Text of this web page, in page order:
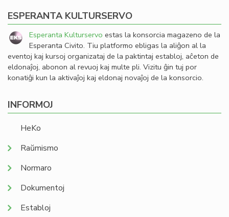
ESPERANTA KULTURSERVO
Esperanta Kulturservo estas la konsorcia magazeno de la
Esperanta Civito. Tiu platformo ebligas la aliĝon al la
eventoj kaj kursoj organizataj de la paktintaj establoj, aĉeton de
eldonaĵoj, abonon al revuoj kaj multe pli. Vizitu ĝin tuj por
konatiĝi kun la aktivaĵoj kaj eldonaj novaĵoj de la konsorcio.
INFORMOJ
HeKo
Raŭmismo
Normaro
Dokumentoj
Establoj